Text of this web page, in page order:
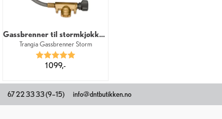
Gassbrenner til stormkjøkken 2,3 kW
Trangia Gassbrenner Storm
Karakter:
1 099,-
67 22 33 33 (9–15) info@dntbutikken.no